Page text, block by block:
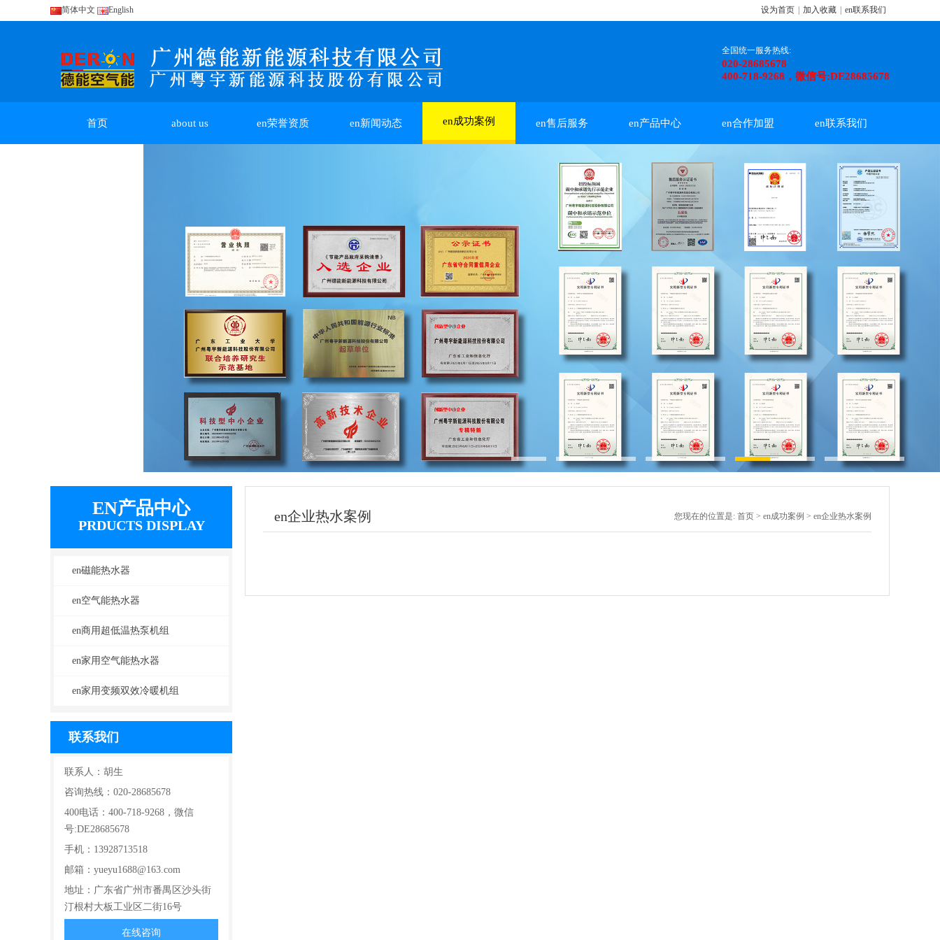
简体中文 English 设为首页 加入收藏 en联系我们
全国统一服务热线:
020-28685678
400-718-9268，微信号:DE28685678
首页 about us en荣誉资质 en新闻动态 en成功案例 en售后服务 en产品中心 en合作加盟 en联系我们
EN产品中心
PRDUCTS DISPLAY
en磁能热水器
en空气能热水器
en商用超低温热泵机组
en家用空气能热水器
en家用变频双效冷暖机组
联系我们
联系人：胡生
咨询热线：020-28685678
400电话：400-718-9268，微信
号:DE28685678
手机：13928713518
邮箱：yueyu1688@163.com
地址：广东省广州市番禺区沙头街
汀根村大板工业区二街16号
在线咨询
en企业热水案例 您现在的位置是: 首页 > en成功案例 > en企业热水案例